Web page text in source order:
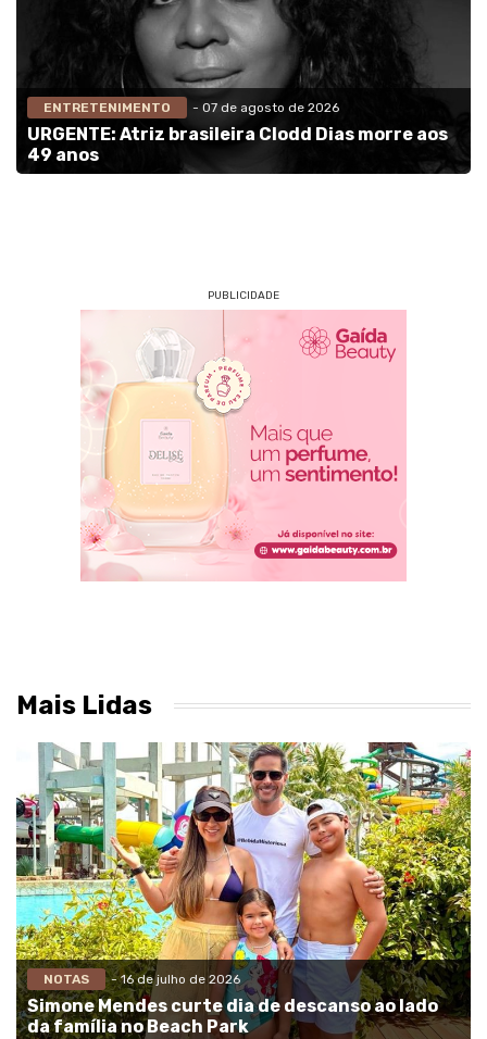
ENTRETENIMENTO - 07 de agosto de 2026
URGENTE: Atriz brasileira Clodd Dias morre aos
49 anos
PUBLICIDADE
Mais Lidas
NOTAS - 16 de julho de 2026
Simone Mendes curte dia de descanso ao lado
da família no Beach Park